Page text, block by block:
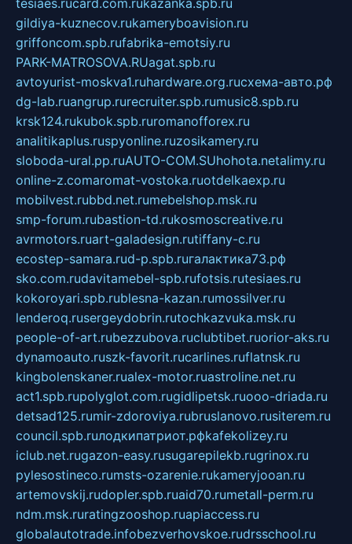
gildiya-kuznecov.rukameryboavision.ru
griffoncom.spb.rufabrika-emotsiy.ru
PARK-MATROSOVA.RUagat.spb.ru
avtoyurist-moskva1.ruhardware.org.ruсхема-авто.рф
dg-lab.ruangrup.rurecruiter.spb.rumusic8.spb.ru
krsk124.rukubok.spb.ruromanofforex.ru
analitikaplus.ruspyonline.ruzosikamery.ru
sloboda-ural.pp.ruAUTO-COM.SUhohota.netalimy.ru
online-z.comaromat-vostoka.ruotdelkaexp.ru
mobilvest.rubbd.net.rumebelshop.msk.ru
smp-forum.rubastion-td.rukosmoscreative.ru
avrmotors.ruart-galadesign.rutiffany-c.ru
ecostep-samara.rud-p.spb.ruгалактика73.рф
sko.com.rudavitamebel-spb.rufotsis.rutesiaes.ru
kokoroyari.spb.rublesna-kazan.rumossilver.ru
lenderoq.rusergeydobrin.rutochkazvuka.msk.ru
people-of-art.rubezzubova.ruclubtibet.ruorior-aks.ru
dynamoauto.ruszk-favorit.rucarlines.ruflatnsk.ru
kingbolenskaner.rualex-motor.ruastroline.net.ru
act1.spb.rupolyglot.com.rugidlipetsk.ruooo-driada.ru
detsad125.rumir-zdoroviya.rubruslanovo.rusiterem.ru
council.spb.ruлодкипатриот.рфkafekolizey.ru
iclub.net.rugazon-easy.rusugarepilekb.rugrinox.ru
pylesostineco.rumsts-ozarenie.rukameryjooan.ru
artemovskij.rudopler.spb.ruaid70.rumetall-perm.ru
ndm.msk.ruratingzooshop.ruapiaccess.ru
globalautotrade.infobezverhovskoe.rudrsschool.ru